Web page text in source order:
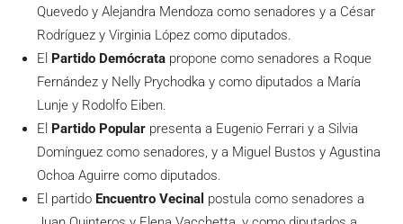
Quevedo y Alejandra Mendoza como senadores y a César
Rodríguez y Virginia López como diputados.
El Partido Demócrata propone como senadores a Roque
Fernández y Nelly Prychodka y como diputados a María
Lunje y Rodolfo Eiben.
El Partido Popular presenta a Eugenio Ferrari y a Silvia
Domínguez como senadores, y a Miguel Bustos y Agustina
Ochoa Aguirre como diputados.
El partido Encuentro Vecinal postula como senadores a